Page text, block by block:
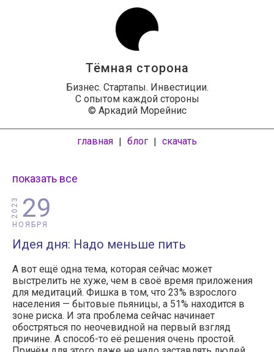
Тёмная сторона
Бизнес. Стартапы. Инвестиции.
С опытом каждой стороны
© Аркадий Морейнис
главная | блог | скачать
показать все
29
НОЯБРЯ
2023
Идея дня: Надо меньше пить
А вот ещё одна тема, которая сейчас может
выстрелить не хуже, чем в своё время приложения
для медитаций. Фишка в том, что 23% взрослого
населения — бытовые пьяницы, а 51% находится в
зоне риска. И эта проблема сейчас начинает
обостряться по неочевидной на первый взгляд
причине. А способ-то её решения очень простой.